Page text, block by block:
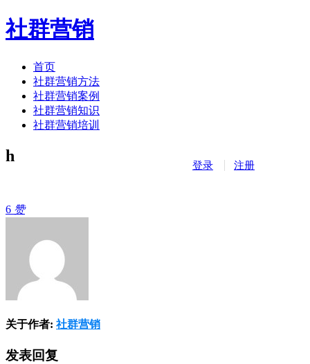
社群营销
首页
社群营销方法
社群营销案例
社群营销知识
社群营销培训
登录 注册
h
6 赞
关于作者: 社群营销
发表回复